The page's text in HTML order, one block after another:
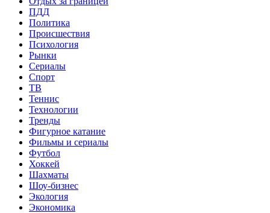
ПДД
Политика
Происшествия
Психология
Рынки
Сериалы
Спорт
ТВ
Теннис
Технологии
Тренды
Фигурное катание
Фильмы и сериалы
Футбол
Хоккей
Шахматы
Шоу-бизнес
Экология
Экономика